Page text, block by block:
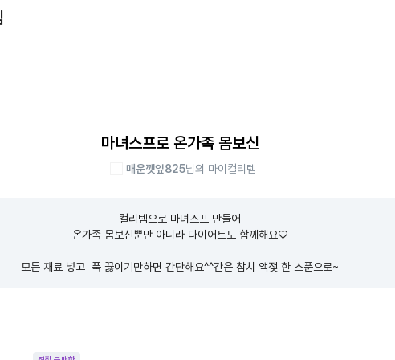
마녀스프로 온가족 몸보신
매운깻잎825님의 마이컬리템
컬리템으로 마녀스프 만들어
온가족 몸보신뿐만 아니라 다이어트도 함께해요♡
모든 재료 넣고  푹 끓이기만하면 간단해요^^간은 참치 액젖 한 스푼으로~